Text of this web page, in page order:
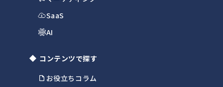
SaaS
AI
コンテンツで探す
お役立ちコラム